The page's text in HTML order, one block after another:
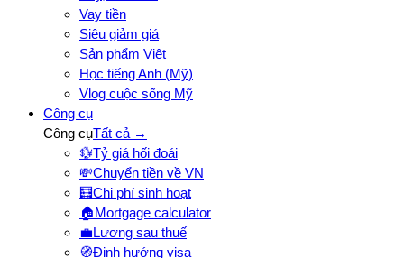
Vay tiền
Siêu giảm giá
Sản phẩm Việt
Học tiếng Anh (Mỹ)
Vlog cuộc sống Mỹ
Công cụ
Công cụTất cả →
💱Tỷ giá hối đoái
💸Chuyển tiền về VN
🧮Chi phí sinh hoạt
🏠Mortgage calculator
💼Lương sau thuế
🧭Định hướng visa